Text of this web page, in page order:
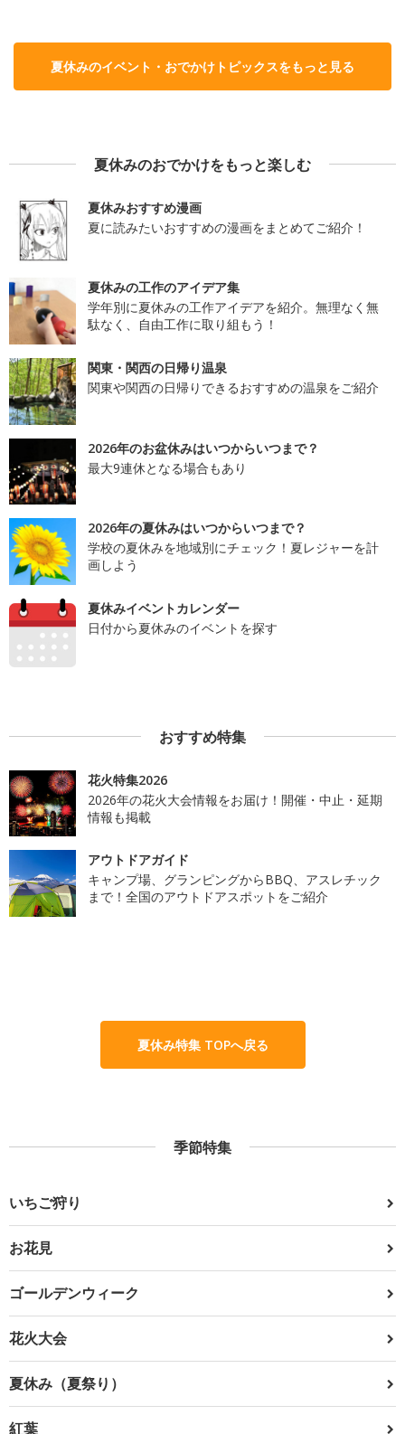
夏休みのイベント・おでかけトピックスをもっと見る
夏休みのおでかけをもっと楽しむ
夏休みおすすめ漫画
夏に読みたいおすすめの漫画をまとめてご紹介！
夏休みの工作のアイデア集
学年別に夏休みの工作アイデアを紹介。無理なく無
駄なく、自由工作に取り組もう！
関東・関西の日帰り温泉
関東や関西の日帰りできるおすすめの温泉をご紹介
2026年のお盆休みはいつからいつまで？
最大9連休となる場合もあり
2026年の夏休みはいつからいつまで？
学校の夏休みを地域別にチェック！夏レジャーを計
画しよう
夏休みイベントカレンダー
日付から夏休みのイベントを探す
おすすめ特集
花火特集2026
2026年の花火大会情報をお届け！開催・中止・延期
情報も掲載
アウトドアガイド
キャンプ場、グランピングからBBQ、アスレチック
まで！全国のアウトドアスポットをご紹介
夏休み特集 TOPへ戻る
季節特集
いちご狩り
お花見
ゴールデンウィーク
花火大会
夏休み（夏祭り）
紅葉